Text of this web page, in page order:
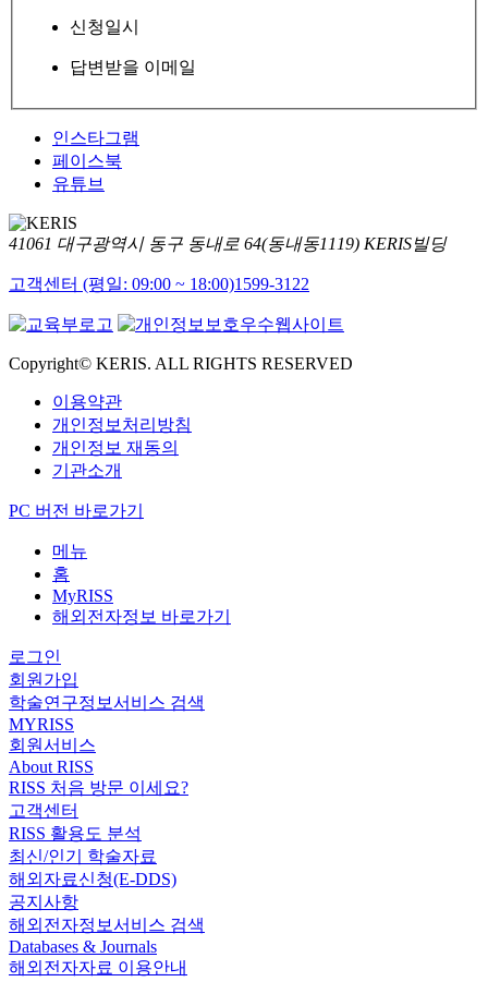
신청일시
답변받을 이메일
인스타그램
페이스북
유튜브
41061 대구광역시 동구 동내로 64(동내동1119) KERIS빌딩
고객센터 (평일: 09:00 ~ 18:00)1599-3122
Copyright© KERIS. ALL RIGHTS RESERVED
이용약관
개인정보처리방침
개인정보 재동의
기관소개
PC 버전 바로가기
메뉴
홈
MyRISS
해외전자정보 바로가기
로그인
회원가입
학술연구정보서비스 검색
MYRISS
회원서비스
About RISS
RISS 처음 방문 이세요?
고객센터
RISS 활용도 분석
최신/인기 학술자료
해외자료신청(E-DDS)
공지사항
해외전자정보서비스 검색
Databases & Journals
해외전자자료 이용안내